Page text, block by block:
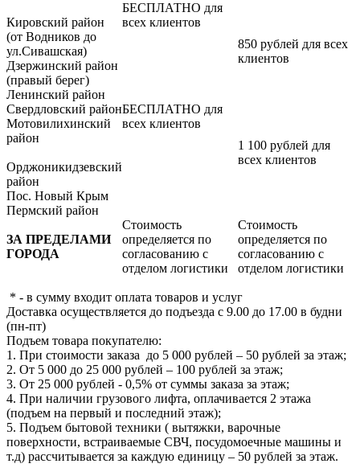
Кировский район
(от Водников до
ул.Сивашская)
Дзержинский район
(правый берег)
Ленинский район
Свердловский район
Мотовилихинский
район
Орджоникидзевский
район
Пос. Новый Крым
Пермский район
БЕСПЛАТНО для
всех клиентов
БЕСПЛАТНО для
всех клиентов
850 рублей для всех
клиентов
1 100 рублей для
всех клиентов
ЗА ПРЕДЕЛАМИ
ГОРОДА
Стоимость
определяется по
согласованию с
отделом логистики
Стоимость
определяется по
согласованию с
отделом логистики
* - в сумму входит оплата товаров и услуг
Доставка осуществляется до подъезда с 9.00 до 17.00 в будни
(пн-пт)
Подъем товара покупателю:
1. При стоимости заказа до 5 000 рублей – 50 рублей за этаж;
2. От 5 000 до 25 000 рублей – 100 рублей за этаж;
3. От 25 000 рублей - 0,5% от суммы заказа за этаж;
4. При наличии грузового лифта, оплачивается 2 этажа
(подъем на первый и последний этаж);
5. Подъем бытовой техники ( вытяжки, варочные
поверхности, встраиваемые СВЧ, посудомоечные машины и
т.д) рассчитывается за каждую единицу – 50 рублей за этаж.